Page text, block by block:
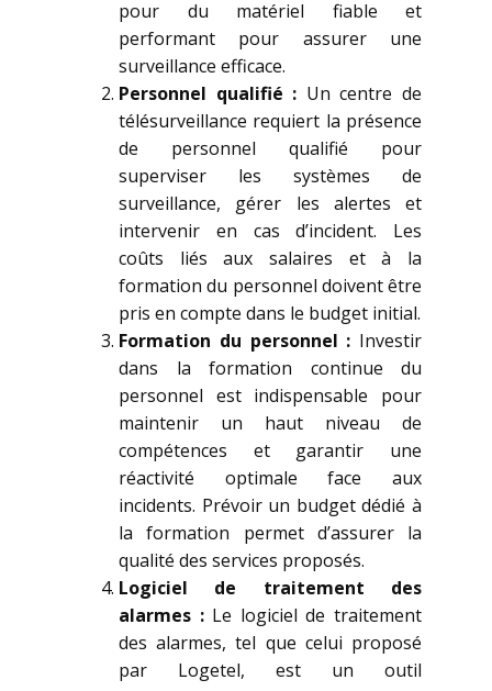
pour du matériel fiable et
performant pour assurer une
surveillance efficace.
Personnel qualifié : Un centre de
télésurveillance requiert la présence
de personnel qualifié pour
superviser les systèmes de
surveillance, gérer les alertes et
intervenir en cas d’incident. Les
coûts liés aux salaires et à la
formation du personnel doivent être
pris en compte dans le budget initial.
Formation du personnel : Investir
dans la formation continue du
personnel est indispensable pour
maintenir un haut niveau de
compétences et garantir une
réactivité optimale face aux
incidents. Prévoir un budget dédié à
la formation permet d’assurer la
qualité des services proposés.
Logiciel de traitement des
alarmes :Le logiciel de traitement
des alarmes, tel que celui proposé
par Logetel, est un outil